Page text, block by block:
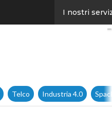
I nostri
Telco Industria 4.0